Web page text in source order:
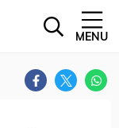
MENU